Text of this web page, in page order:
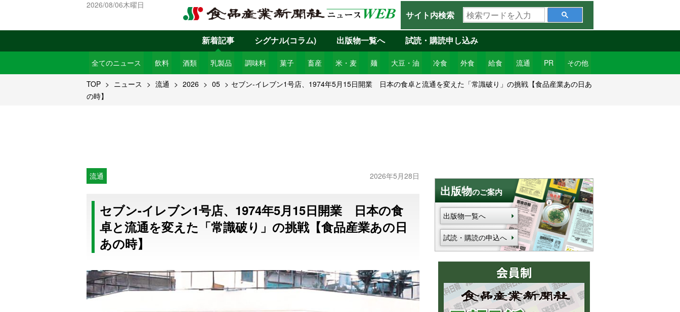
2026/08/06木曜日
サイト内検索
検
索
ワ
ー
ド
を
入
新着記事
全てのニュース 飲料 酒類 乳製品 調味料 菓子 畜産 米・麦 麺 大豆・油 冷食 外食 給食 流通 PR その他
シグナル(コラム) 出版物一覧へ 試読・購読申し込み
TOP ニュース 流通 2026 05
セブン-イレブン1号店、1974年5月15日開業 日本の食卓と流通を変えた「常識破り」の挑戦【食品産業あの日あ
の時】
流通 2026年5月28日
セブン-イレブン1号店、1974年5月15日開業 日本の食
卓と流通を変えた「常識破り」の挑戦【食品産業あの日
あの時】
出版物のご案内
出版物一覧へ
試読・購読の申込へ